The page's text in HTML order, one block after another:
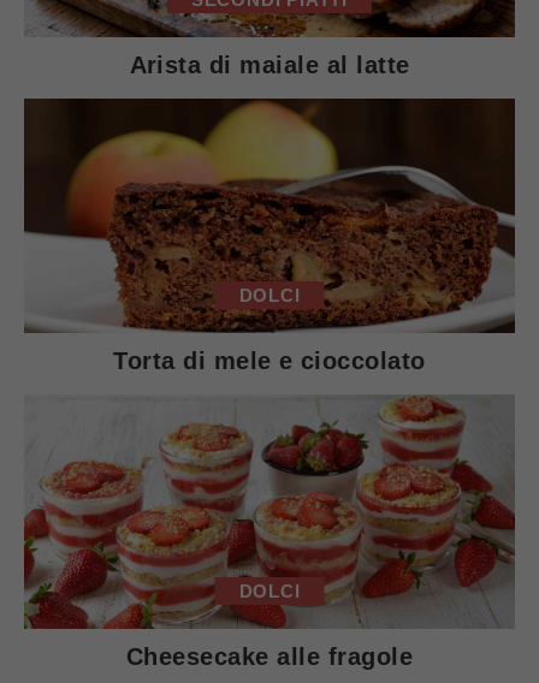
Arista di maiale al latte
DOLCI
Torta di mele e cioccolato
DOLCI
Cheesecake alle fragole